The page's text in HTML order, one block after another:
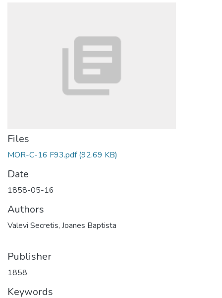
Files
MOR-C-16 F93.pdf(92.69 KB)
Date
1858-05-16
Authors
Valevi Secretis, Joanes Baptista
Publisher
1858
Keywords